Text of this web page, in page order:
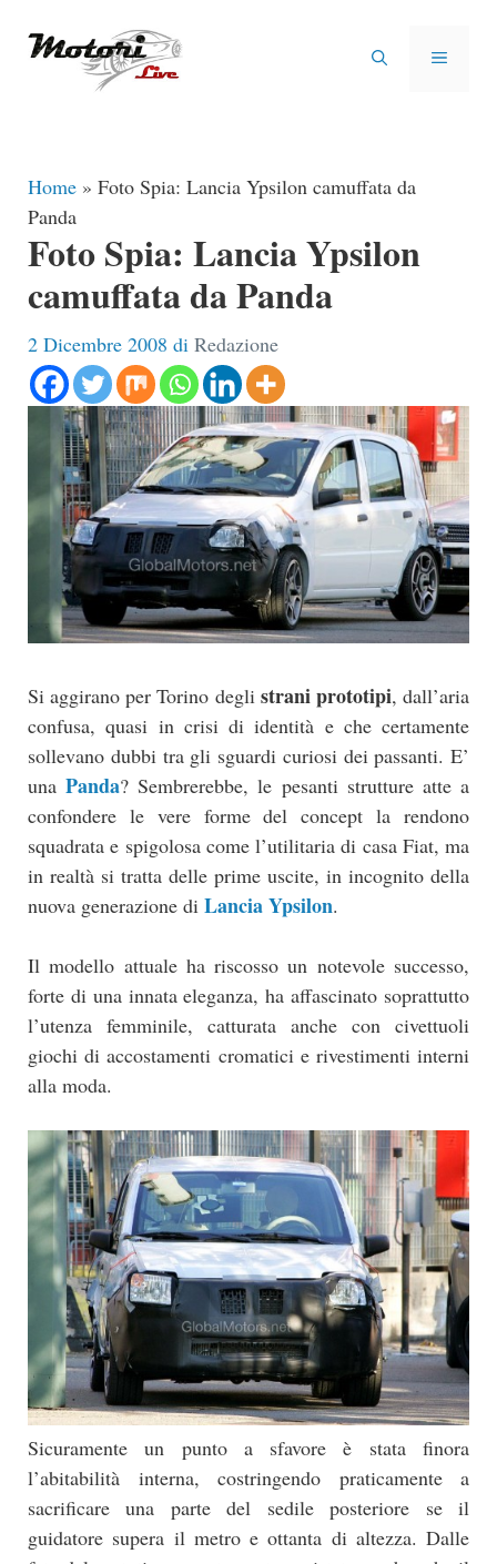
MENU
Home » Foto Spia: Lancia Ypsilon camuffata da
Panda
Foto Spia: Lancia Ypsilon
camuffata da Panda
2 Dicembre 2008 di Redazione
Si aggirano per Torino degli strani prototipi, dall’aria
confusa, quasi in crisi di identità e che certamente
sollevano dubbi tra gli sguardi curiosi dei passanti. E’
unaPanda? Sembrerebbe, le pesanti strutture atte a
confondere le vere forme del concept la rendono
squadrata e spigolosa come l’utilitaria di casa Fiat, ma
in realtà si tratta delle prime uscite, in incognito della
nuova generazione di Lancia Ypsilon.
Il modello attuale ha riscosso un notevole successo,
forte di una innata eleganza, ha affascinato soprattutto
l’utenza femminile, catturata anche con civettuoli
giochi di accostamenti cromatici e rivestimenti interni
alla moda.
Sicuramente un punto a sfavore è stata finora
l’abitabilità interna, costringendo praticamente a
sacrificare una parte del sedile posteriore se il
guidatore supera il metro e ottanta di altezza. Dalle